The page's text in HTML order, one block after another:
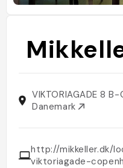
VIKTORIAGADE 8
Danemark
http://mikkeller.dk/
viktoriagade-